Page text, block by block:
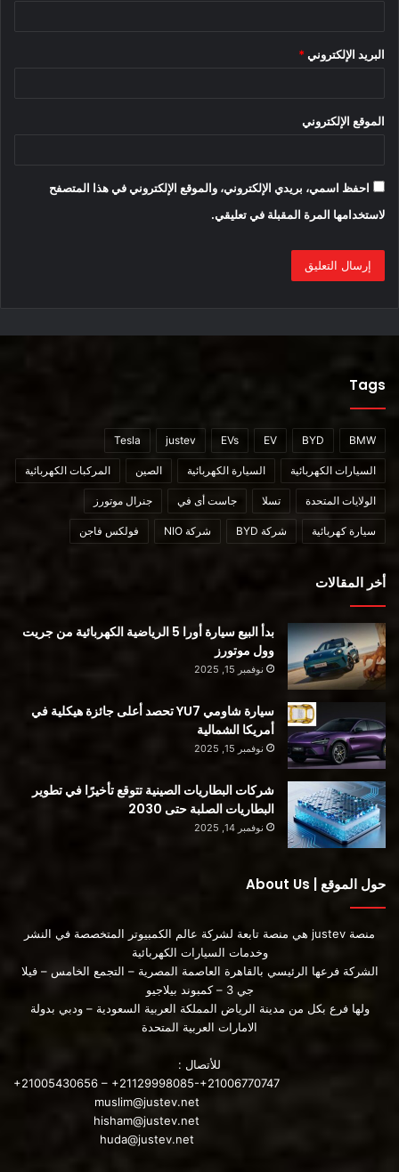
البريد الإلكتروني *
الموقع الإلكتروني
احفظ اسمي، بريدي الإلكتروني، والموقع الإلكتروني في هذا المتصفح
لاستخدامها المرة المقبلة في تعليقي.
Tags
BMW
BYD
EV
EVs
justev
Tesla
السيارات الكهربائية السيارة الكهربائية الصين المركبات الكهربائية
الولايات المتحدة تسلا جاست أى في جنرال موتورز
سيارة كهربائية شركة BYD شركة NIO فولكس فاجن
أخر المقالات
بدأ البيع سيارة أورا 5 الرياضية الكهربائية من جريت
وول موتورز
نوفمبر 15, 2025
سيارة شاومي YU7 تحصد أعلى جائزة هيكلية في
أمريكا الشمالية
نوفمبر 15, 2025
شركات البطاريات الصينية تتوقع تأخيرًا في تطوير
البطاريات الصلبة حتى 2030
نوفمبر 14, 2025
حول الموقع | About Us
منصة justev هي منصة تابعة لشركة عالم الكمبيوتر المتخصصة في النشر
وخدمات السيارات الكهربائية
الشركة فرعها الرئيسي بالقاهرة العاصمة المصرية – التجمع الخامس – فيلا
جي 3 – كمبوند بيلاجيو
ولها فرع بكل من مدينة الرياض المملكة العربية السعودية – ودبي بدولة
الامارات العربية المتحدة
للأتصال :
+21005430656 – +21129998085-+21006770747
muslim@justev.net
hisham@justev.net
huda@justev.net